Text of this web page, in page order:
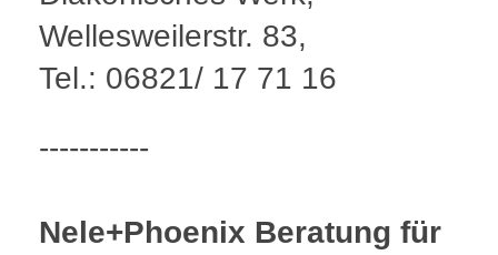
Wellesweilerstr. 83,
Tel.: 06821/ 17 71 16
-----------
Nele+Phoenix Beratung für